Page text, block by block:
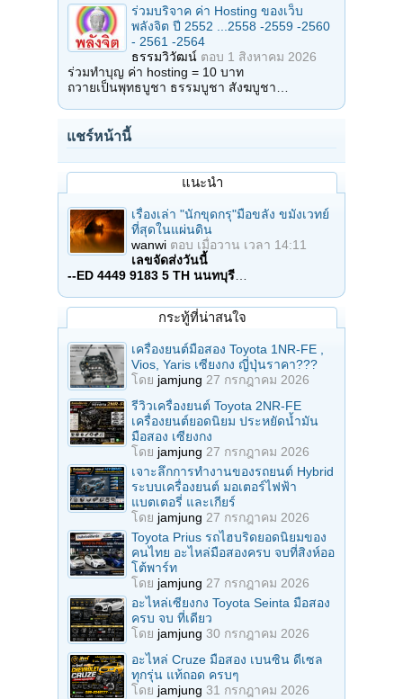
ร่วมบริจาค ค่า Hosting ของเว็บ
พลังจิต ปี 2552 ...2558 -2559 -2560
- 2561 -2564
ธรรมวิวัฒน์ ตอบ 1 สิงหาคม 2026
ร่วมทำบุญ ค่า hosting = 10 บาท
ถวายเป็นพุทธบูชา ธรรมบูชา สังฆบูชา…
แชร์หน้านี้
แนะนำ
เรื่องเล่า "นักขุดกรุ"มือขลัง ขมังเวทย์
ที่สุดในแผ่นดิน
wanwi ตอบ เมื่อวาน เวลา 14:11
เลขจัดส่งวันนี้
--ED 4449 9183 5 TH นนทบุรี…
กระทู้ที่น่าสนใจ
เครื่องยนต์มือสอง Toyota 1NR-FE ,
Vios, Yaris เซียงกง ญี่ปุ่นราคา???
โดย jamjung 27 กรกฎาคม 2026
รีวิวเครื่องยนต์ Toyota 2NR-FE
เครื่องยนต์ยอดนิยม ประหยัดน้ำมัน
มือสอง เซียงกง
โดย jamjung 27 กรกฎาคม 2026
เจาะลึกการทำงานของรถยนต์ Hybrid
ระบบเครื่องยนต์ มอเตอร์ไฟฟ้า
แบตเตอรี่ และเกียร์
โดย jamjung 27 กรกฎาคม 2026
Toyota Prius รถไฮบริดยอดนิยมของ
คนไทย อะไหล่มือสองครบ จบที่สิงห์ออ
โต้พาร์ท
โดย jamjung 27 กรกฎาคม 2026
อะไหล่เซียงกง Toyota Seinta มือสอง
ครบ จบ ที่เดียว
โดย jamjung 30 กรกฎาคม 2026
อะไหล่ Cruze มือสอง เบนซิน ดีเซล
ทุกรุ่น แท้ถอด ครบๆ
โดย jamjung 31 กรกฎาคม 2026